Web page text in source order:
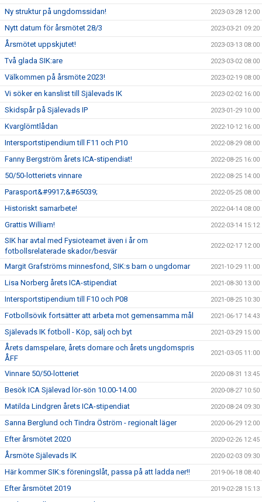
Ny struktur på ungdomssidan! 2023-03-28 12:00
Nytt datum för årsmötet 28/3 2023-03-21 09:20
Årsmötet uppskjutet! 2023-03-13 08:00
Två glada SIK:are 2023-03-02 08:00
Välkommen på årsmöte 2023! 2023-02-19 08:00
Vi söker en kanslist till Själevads IK 2023-02-02 16:00
Skidspår på Själevads IP 2023-01-29 10:00
Kvarglömtlådan 2022-10-12 16:00
Intersportstipendium till F11 och P10 2022-08-29 08:00
Fanny Bergström årets ICA-stipendiat! 2022-08-25 16:00
50/50-lotteriets vinnare 2022-08-25 14:00
Parasport&#9917;&#65039; 2022-05-25 08:00
Historiskt samarbete! 2022-04-14 08:00
Grattis William! 2022-03-14 15:12
SIK har avtal med Fysioteamet även i år om
fotbollsrelaterade skador/besvär
2022-02-17 12:00
Margit Grafströms minnesfond, SIK:s barn o ungdomar 2021-10-29 11:00
Lisa Norberg årets ICA-stipendiat 2021-08-30 13:00
Intersportstipendium till F10 och P08 2021-08-25 10:30
Fotbollsövik fortsätter att arbeta mot gemensamma mål 2021-06-17 14:43
Själevads IK fotboll - Köp, sälj och byt 2021-03-29 15:00
Årets damspelare, årets domare och årets ungdomspris
ÅFF
2021-03-05 11:00
Vinnare 50/50-lotteriet 2020-08-31 13:45
Besök ICA Själevad lör-sön 10.00-14.00 2020-08-27 10:50
Matilda Lindgren årets ICA-stipendiat 2020-08-24 09:30
Sanna Berglund och Tindra Öström - regionalt läger 2020-06-29 12:00
Efter årsmötet 2020 2020-02-26 12:45
Årsmöte Själevads IK 2020-02-03 09:30
Här kommer SIK:s föreningslåt, passa på att ladda ner!! 2019-06-18 08:40
Efter årsmötet 2019 2019-02-28 15:13